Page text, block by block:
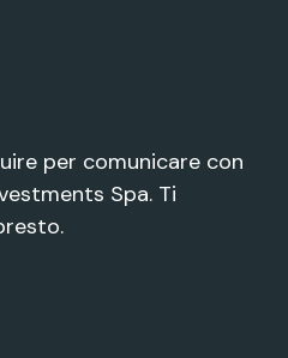
per comunicare con
Spa. Ti